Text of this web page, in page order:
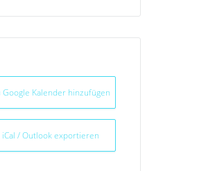
Google Kalender hinzufügen
iCal / Outlook exportieren